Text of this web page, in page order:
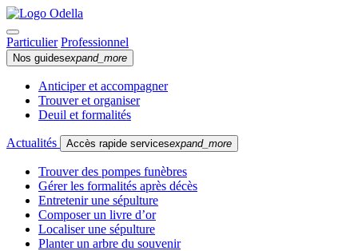
Particulier Professionnel
Nos guidesexpand_more
Anticiper et accompagner
Trouver et organiser
Deuil et formalités
Actualités Accès rapide servicesexpand_more
Trouver des pompes funèbres
Gérer les formalités après décès
Entretenir une sépulture
Composer un livre d’or
Localiser une sépulture
Planter un arbre du souvenir